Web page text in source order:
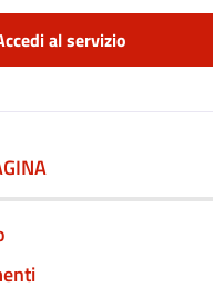
al servizio